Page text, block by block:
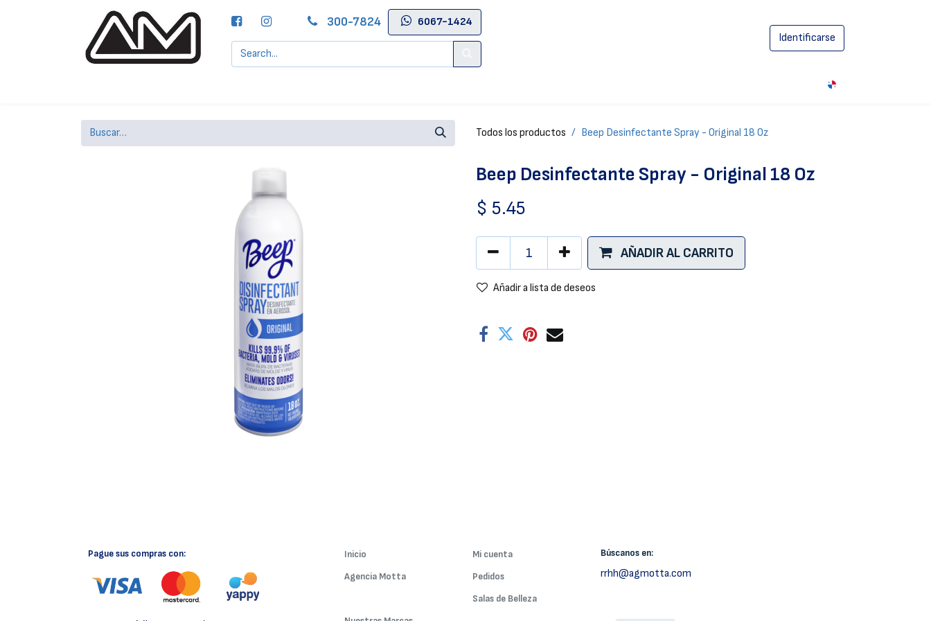
300-7824
6067-1424
Identificarse
Todos los productos Beep Desinfectante Spray - Original 18 Oz
Beep Desinfectante Spray - Original 18 Oz
$ 5.45
AÑADIR AL CARRITO
Añadir a lista de deseos
Pague sus compras con:
Inicio
Agencia Motta
Mi cuenta
Pedidos
Salas de Belleza
Búscanos en:
rrhh@agmotta.com